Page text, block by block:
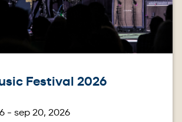
Festival 2026
- sep 20, 2026